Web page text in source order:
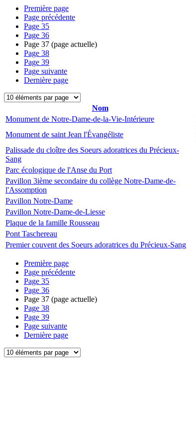
Première page
Page précédente
Page 35
Page 36
Page 37 (page actuelle)
Page 38
Page 39
Page suivante
Dernière page
Nom
Monument de Notre-Dame-de-la-Vie-Intérieure
Monument de saint Jean l'Évangéliste
Palissade du cloître des Soeurs adoratrices du Précieux-
Sang
Parc écologique de l'Anse du Port
Pavillon 3ième secondaire du collège Notre-Dame-de-
l'Assomption
Pavillon Notre-Dame
Pavillon Notre-Dame-de-Liesse
Plaque de la famille Rousseau
Pont Taschereau
Premier couvent des Soeurs adoratrices du Précieux-Sang
Première page
Page précédente
Page 35
Page 36
Page 37 (page actuelle)
Page 38
Page 39
Page suivante
Dernière page